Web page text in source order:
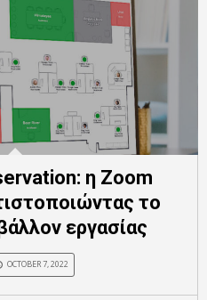
η Zoom
το
εργασίας
OCTOBER 7, 2022